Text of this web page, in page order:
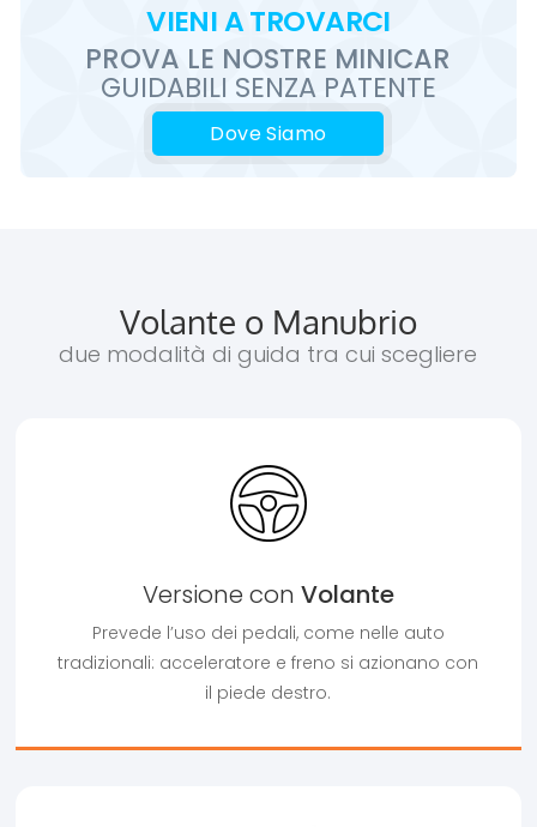
VIENIA TROVARCI
PROVA LE NOSTRE MINICAR
GUIDABILI SENZA PATENTE
Dove Siamo
Volante o Manubrio
due modalità di guida tra cui scegliere
Versione con Volante
Prevede l’uso dei pedali, come nelle auto
tradizionali: acceleratore e freno si azionano con
il piede destro.